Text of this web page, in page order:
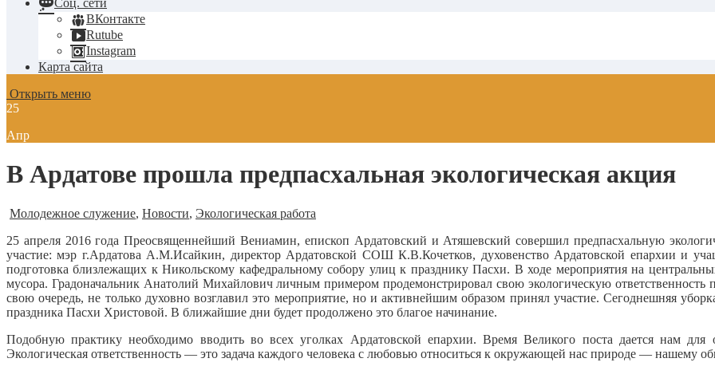
Соц. сети
ВКонтакте
Rutube
Instagram
Карта сайта
Открыть меню
25
Апр
В Ардатове прошла предпасхальная экологическая акция
Молодежное служение, Новости, Экологическая работа
25 апреля 2016 года Преосвященнейший Вениамин, епископ Ардатовский и Атяшевский совершил предпасхальную
участие: мэр г.Ардатова А.М.Исайкин, директор Ардатовской СОШ К.В.Кочетков, духовенство Ардатовской епархии и
подготовка близлежащих к Никольскому кафедральному собору улиц к празднику Пасхи. В ходе мероприятия на
мусора. Градоначальник Анатолий Михайлович личным примером продемонстрировал свою экологическую
свою очередь, не только духовно возглавил это мероприятие, но и активнейшим образом принял участие. Сегоднешняя
праздника Пасхи Христовой. В ближайшие дни будет продолжено это благое начинание.
Подобную практику необходимо вводить во всех уголках Ардатовской епархии. Время Великого поста дается нам
Экологическая ответственность — это задача каждого человека с любовью относиться к окружающей нас природе — нашему